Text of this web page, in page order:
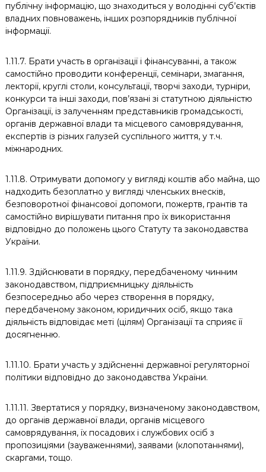
публічну інформацію, що знаходиться у володінні суб’єктів
владних повноважень, інших розпорядників публічної
інформації.
1.11.7. Брати участь в організації і фінансуванні, а також
самостійно проводити конференції, семінари, змагання,
лекторії, круглі столи, консультації, творчі заходи, турніри,
конкурси та інші заходи, пов’язані зі статутною діяльністю
Організації, із залученням представників громадськості,
органів державної влади та місцевого самоврядування,
експертів із різних галузей суспільного життя, у т.ч.
міжнародних.
1.11.8. Отримувати допомогу у вигляді коштів або майна, що
надходить безоплатно у вигляді членських внесків,
безповоротної фінансової допомоги, пожертв, грантів та
самостійно вирішувати питання про їх використання
відповідно до положень цього Статуту та законодавства
України.
1.11.9. Здійснювати в порядку, передбаченому чинним
законодавством, підприємницьку діяльність
безпосередньо або через створення в порядку,
передбаченому законом, юридичних осіб, якщо така
діяльність відповідає меті (цілям) Організації та сприяє її
досягненню.
1.11.10. Брати участь у здійсненні державної регуляторної
політики відповідно до законодавства України.
1.11.11. Звертатися у порядку, визначеному законодавством,
до органів державної влади, органів місцевого
самоврядування, їх посадових і службових осіб з
пропозиціями (зауваженнями), заявами (клопотаннями),
скаргами, тощо.